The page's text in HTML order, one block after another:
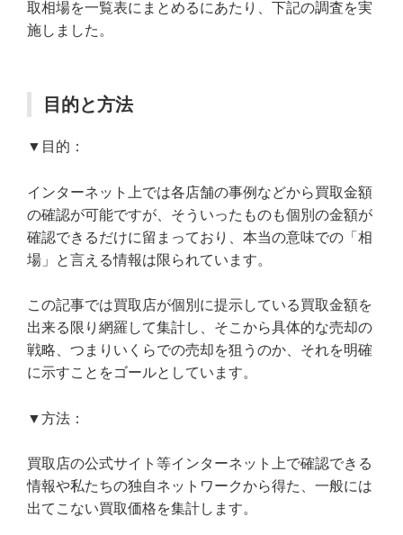
取相場を一覧表にまとめるにあたり、下記の調査を実
施しました。
目的と方法
▼目的：
インターネット上では各店舗の事例などから買取金額
の確認が可能ですが、そういったものも個別の金額が
確認できるだけに留まっており、本当の意味での「相
場」と言える情報は限られています。
この記事では買取店が個別に提示している買取金額を
出来る限り網羅して集計し、そこから具体的な売却の
戦略、つまりいくらでの売却を狙うのか、それを明確
に示すことをゴールとしています。
▼方法：
買取店の公式サイト等インターネット上で確認できる
情報や私たちの独自ネットワークから得た、一般には
出てこない買取価格を集計します。